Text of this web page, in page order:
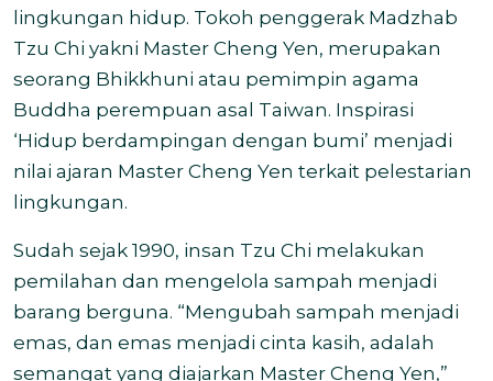
lingkungan hidup. Tokoh penggerak Madzhab
Tzu Chi yakni Master Cheng Yen, merupakan
seorang Bhikkhuni atau pemimpin agama
Buddha perempuan asal Taiwan. Inspirasi
‘Hidup berdampingan dengan bumi’ menjadi
nilai ajaran Master Cheng Yen terkait pelestarian
lingkungan.
Sudah sejak 1990, insan Tzu Chi melakukan
pemilahan dan mengelola sampah menjadi
barang berguna. “Mengubah sampah menjadi
emas, dan emas menjadi cinta kasih, adalah
semangat yang diajarkan Master Cheng Yen,”